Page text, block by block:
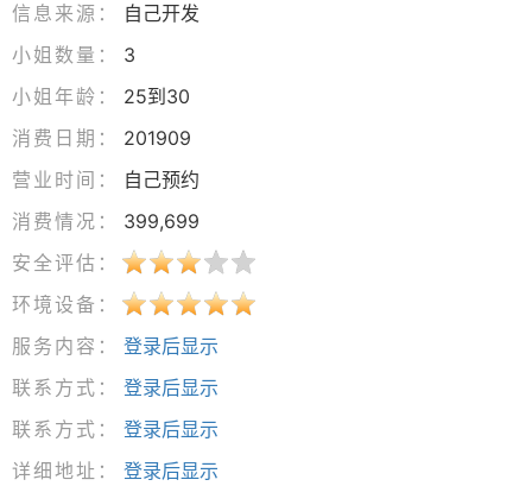
信息来源：
自己开发
小姐数量：
3
小姐年龄：
25到30
消费日期：
201909
营业时间：
自己预约
消费情况：
399,699
安全评估：
环境设备：
服务内容：
登录后显示
联系方式：
登录后显示
联系方式：
登录后显示
详细地址：
登录后显示